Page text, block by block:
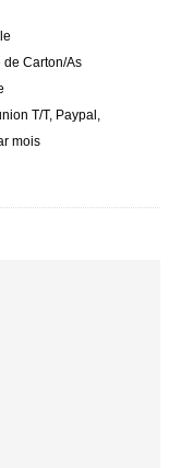
de Carton/As
T/T, Paypal,
mois